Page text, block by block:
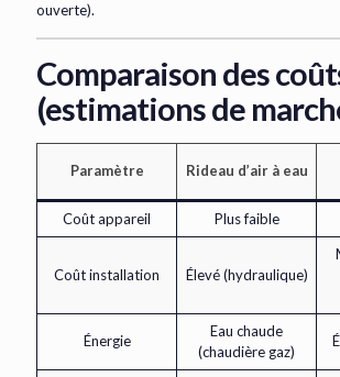
ouverte).
Comparaison des
(estimations de
Paramètre Rideau d’air à eau
Coût appareil Plus faible
Coût installation Élevé (hydraulique)
Énergie
Eau chaude
(chaudière gaz)